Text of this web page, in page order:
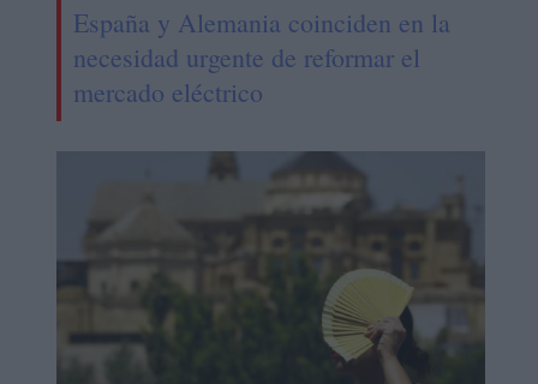
España y Alemania coinciden en la
necesidad urgente de reformar el
mercado eléctrico